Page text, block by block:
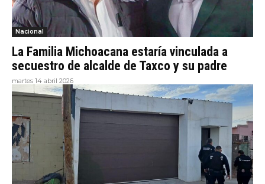
Nacional
La Familia Michoacana estaría vinculada a
secuestro de alcalde de Taxco y su padre
martes 14 abril 2026